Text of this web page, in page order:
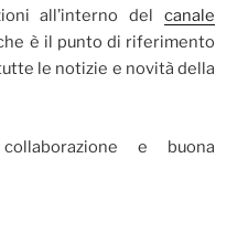
all’interno del canale
è il punto di riferimento
le notizie e novità della
e buona